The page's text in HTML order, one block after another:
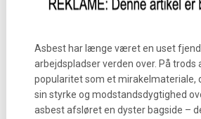
Asbest har længe været en uset
arbejdspladser verden over. På trods
popularitet som et mirakelmateriale,
sin styrke og modstandsdygtighed
asbest afsløret en dyster bagside –